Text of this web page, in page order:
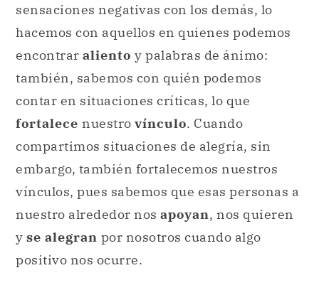
sensaciones negativas con los demás, lo
hacemos con aquellos en quienes podemos
encontrar aliento y palabras de ánimo:
también, sabemos con quién podemos
contar en situaciones críticas, lo que
fortalece nuestro vínculo. Cuando
compartimos situaciones de alegría, sin
embargo, también fortalecemos nuestros
vínculos, pues sabemos que esas personas a
nuestro alrededor nos apoyan, nos quieren
y se alegran por nosotros cuando algo
positivo nos ocurre.